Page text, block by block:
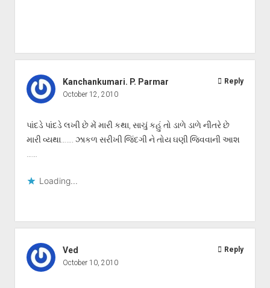
Kanchankumari. P. Parmar
October 12, 2010
પાંદડે પાંદડે લખી છે મેં મારી કથા, સાચું કહું તો ડાળે ડાળે નીતરે છે
મારી વ્યથા……. ઝાકળ સરીખી જિંદગી ને તોય ઘણી જિવવાની આશ
Loading...
Reply
Ved
October 10, 2010
Reply